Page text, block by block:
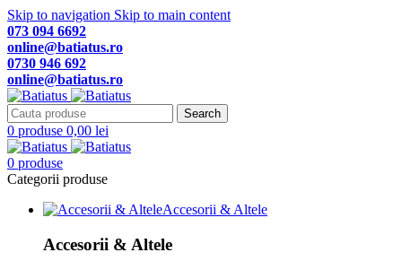
Skip to navigation Skip to main content
073 094 6692
online@batiatus.ro
0730 946 692
online@batiatus.ro
Search
0 produse 0,00 lei
0 produse
Categorii produse
Accesorii & Altele
Accesorii & Altele